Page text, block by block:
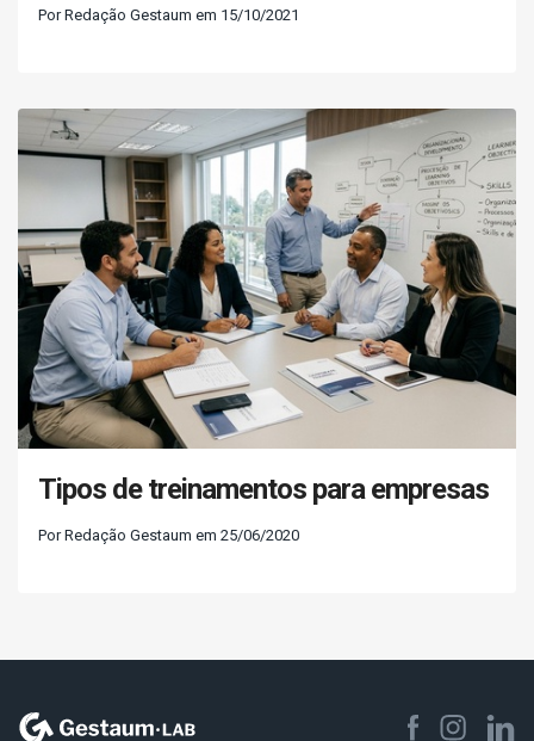
Por Redação Gestaum em 15/10/2021
Tipos de treinamentos para empresas
Por Redação Gestaum em 25/06/2020